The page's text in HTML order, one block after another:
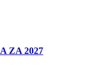
ZA 2027